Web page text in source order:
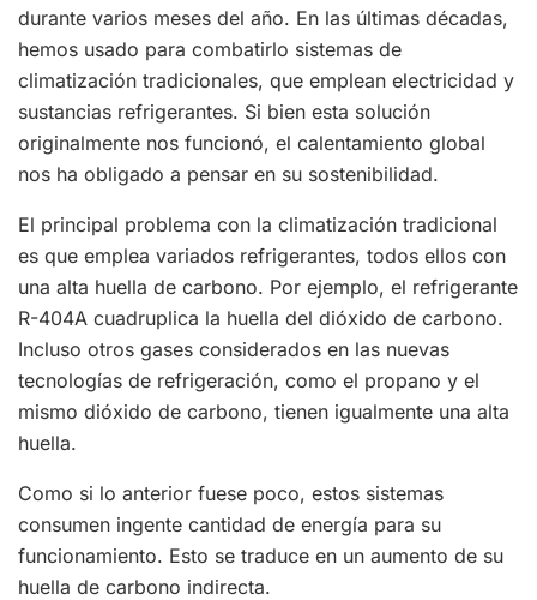
durante varios meses del año. En las últimas décadas,
hemos usado para combatirlo sistemas de
climatización tradicionales, que emplean electricidad y
sustancias refrigerantes. Si bien esta solución
originalmente nos funcionó, el calentamiento global
nos ha obligado a pensar en su sostenibilidad.
El principal problema con la climatización tradicional
es que emplea variados refrigerantes, todos ellos con
una alta huella de carbono. Por ejemplo, el refrigerante
R-404A cuadruplica la huella del dióxido de carbono.
Incluso otros gases considerados en las nuevas
tecnologías de refrigeración, como el propano y el
mismo dióxido de carbono, tienen igualmente una alta
huella.
Como si lo anterior fuese poco, estos sistemas
consumen ingente cantidad de energía para su
funcionamiento. Esto se traduce en un aumento de su
huella de carbono indirecta.